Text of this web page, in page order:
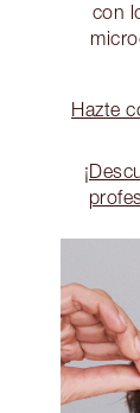
con
Hazte